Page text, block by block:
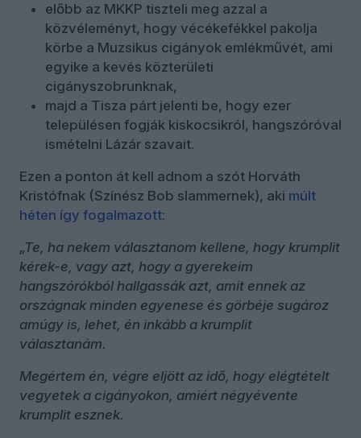
előbb az MKKP tiszteli meg azzal a
közvéleményt, hogy vécékefékkel pakolja
körbe a Muzsikus cigányok emlékművét, ami
egyike a kevés közterületi
cigányszobrunknak,
majd a Tisza párt jelenti be, hogy ezer
településen fogják kiskocsikról, hangszóróval
ismételni Lázár szavait.
Ezen a ponton át kell adnom a szót Horváth
Kristófnak (Színész Bob slammernek), aki múlt
héten így fogalmazott:
„Te, ha nekem választanom kellene, hogy krumplit
kérek-e, vagy azt, hogy a gyerekeim
hangszórókból hallgassák azt, amit ennek az
országnak minden egyenese és görbéje sugároz
amúgy is, lehet, én inkább a krumplit
választanám.
Megértem én, végre eljött az idő, hogy elégtételt
vegyetek a cigányokon, amiért négyévente
krumplit esznek.